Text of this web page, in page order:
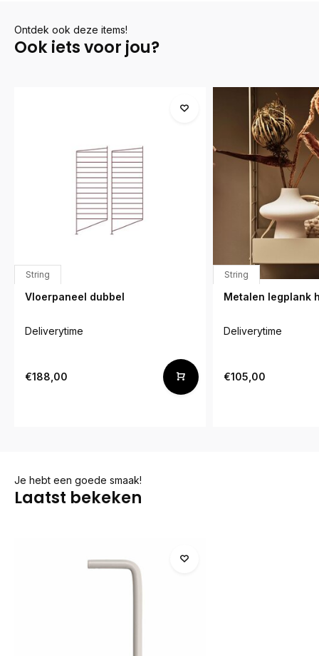
Ontdek ook deze items!
Ook iets voor jou?
String
Vloerpaneel dubbel
Deliverytime
€188,00
String
Metalen legplank
Deliverytime
€105,00
Je hebt een goede smaak!
Laatst bekeken